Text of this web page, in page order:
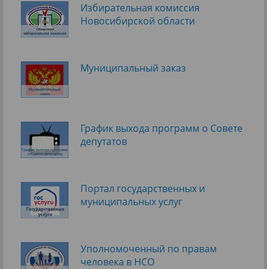
Избирательная комиссия
Новосибирской области
Муниципальный заказ
График выхода программ о Cовете
депутатов
Портал государственных и
муниципальных услуг
Уполномоченный по правам
человека в НСО